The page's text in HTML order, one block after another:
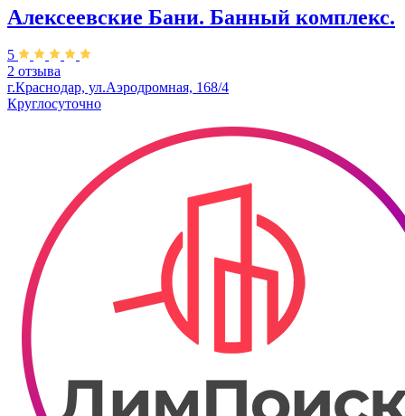
Алексеевские Бани. Банный комплекс.
5
2 отзыва
г.Краснодар, ул.Аэродромная, 168/4
Круглосуточно